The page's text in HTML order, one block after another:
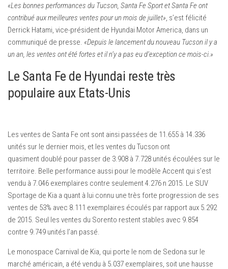
«Les bonnes performances du Tucson, Santa Fe Sport et Santa Fe ont
contribué aux meilleures ventes pour un mois de juillet», s’est félicité
Derrick Hatami, vice-président de Hyundai Motor America, dans un
communiqué de presse. «Depuis le lancement du nouveau Tucson il y a
un an, les ventes ont été fortes et il n’y a pas eu d’exception ce mois-ci.»
Le Santa Fe de Hyundai reste très
populaire aux Etats-Unis
Les ventes de Santa Fe ont sont ainsi passées de 11.655 à 14.336
unités sur le dernier mois, et les ventes du Tucson ont
quasiment doublé pour passer de 3.908 à 7.728 unités écoulées sur le
territoire. Belle performance aussi pour le modèle Accent qui s’est
vendu à 7.046 exemplaires contre seulement 4.276 n 2015. Le SUV
Sportage de Kia a quant à lui connu une très forte progression de ses
ventes de 53% avec 8.111 exemplaires écoulés par rapport aux 5.292
de 2015. Seul les ventes du Sorento restent stables avec 9.854
contre 9.749 unités l’an passé.
Le monospace Carnival de Kia, qui porte le nom de Sedona sur le
marché américain, a été vendu à 5.037 exemplaires, soit une hausse